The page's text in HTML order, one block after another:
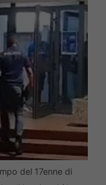
del 17enne di